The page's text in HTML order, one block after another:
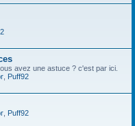
avez une astuce ? c'est par ici.
Puff92
Puff92